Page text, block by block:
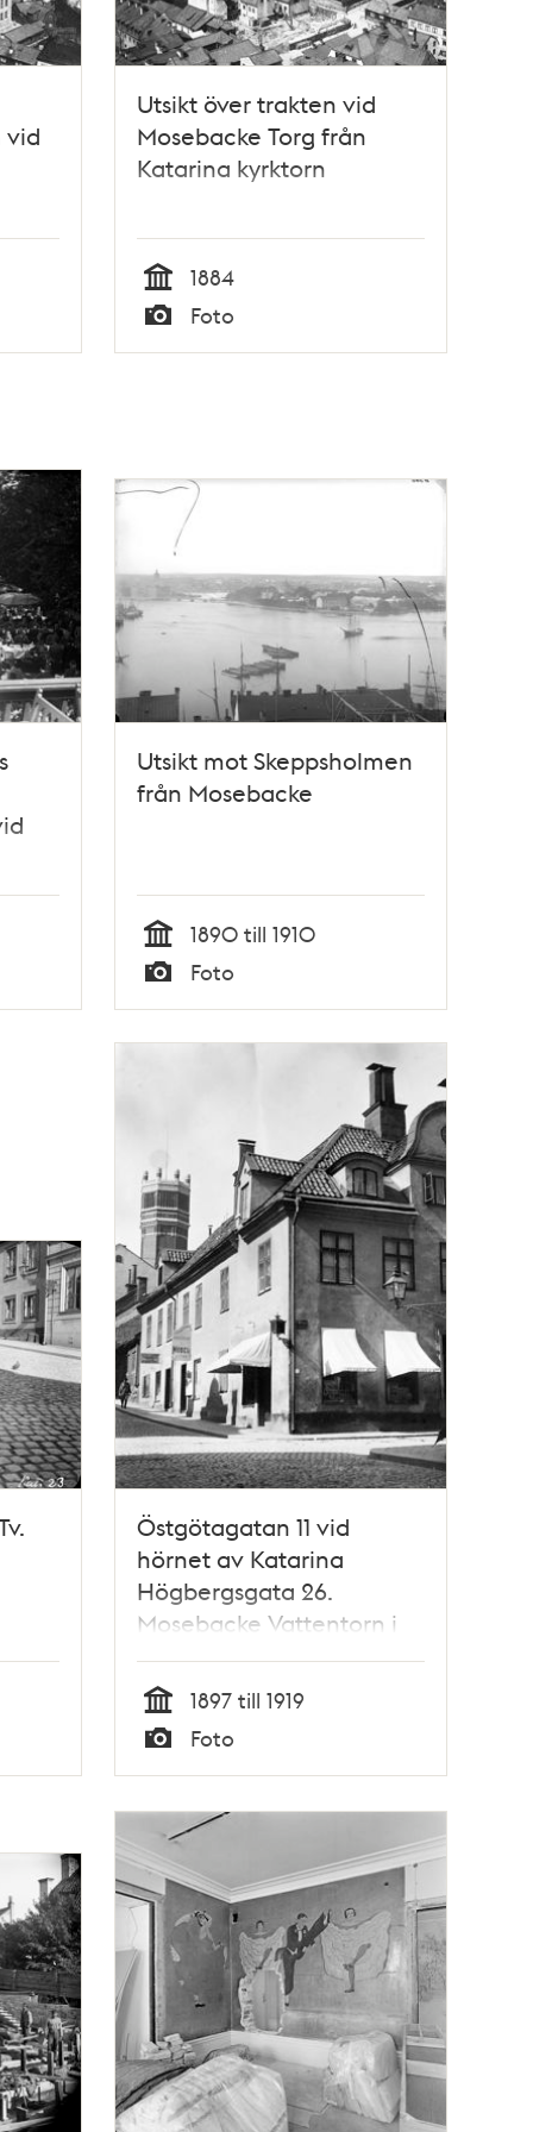
vid
Utsikt över trakten vid
Mosebacke Torg från
Katarina kyrktorn
Tid
1884
Typ
Foto
Utsikt mot Skeppsholmen
från Mosebacke
Tid
1890 till 1910
Typ
Foto
Östgötagatan 11 vid
hörnet av Katarina
Högbergsgata 26.
Mosebacke Vattentorn i
fonden
Tid
1897 till 1919
Typ
Foto